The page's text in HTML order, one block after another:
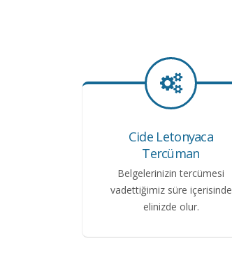
Cide Letonyaca
Tercüman
Belgelerinizin tercümesi
vadettiğimiz süre içerisinde
elinizde olur.